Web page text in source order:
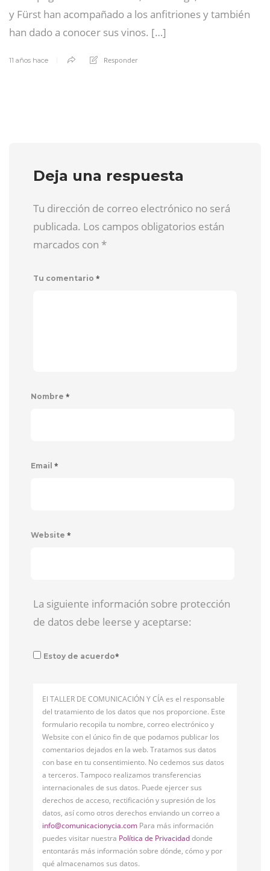
y Fürst han acompañado a los anfitriones y también
han dado a conocer sus vinos. […]
11 años hace Responder
Deja una respuesta
Tu dirección de correo electrónico no será
publicada. Los campos obligatorios están
marcados con *
Tu comentario *
Nombre *
Email *
Website *
La siguiente información sobre protección
de datos debe leerse y aceptarse:
Estoy de acuerdo*
El TALLER DE COMUNICACIÓN Y CÍA es el responsable
del tratamiento de los datos que nos proporcione. Este
formulario recopila tu nombre, correo electrónico y
Website con el único fin de que podamos publicar los
comentarios dejados en la web. Tratamos sus datos
con base en tu consentimiento. No cedemos sus datos
a terceros. Tampoco realizamos transferencias
internacionales de sus datos. Puede ejercer sus
derechos de acceso, rectificación y supresión de los
datos, así como otros derechos enviando un correo a
info@comunicacionycia.com Para más información
puedes visitar nuestra Política de Privacidaddonde
entontarás más información sobre dónde, cómo y por
qué almacenamos sus datos.